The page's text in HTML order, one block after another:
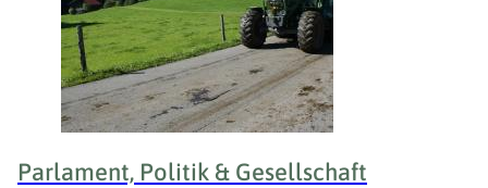
Parlament, Politik & Gesellschaft